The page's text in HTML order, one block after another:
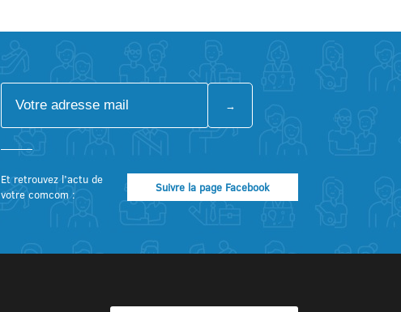
Et retrouvez l’actu de
votre comcom :
Suivre la page Facebook